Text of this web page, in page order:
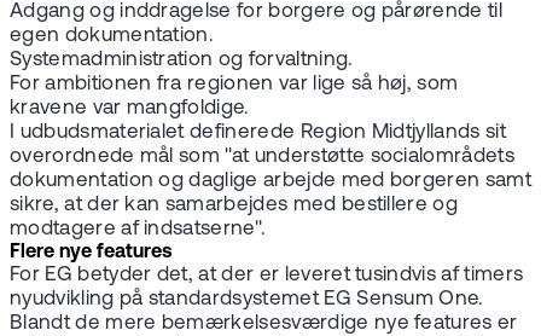
Adgang og inddragelse for borgere og pårørende til
egen dokumentation.
Systemadministration og forvaltning.
For ambitionen fra regionen var lige så høj, som
kravene var mangfoldige.
I udbudsmaterialet definerede Region Midtjyllands sit
overordnede mål som "at understøtte socialområdets
dokumentation og daglige arbejde med borgeren samt
sikre, at der kan samarbejdes med bestillere og
modtagere af indsatserne".
Flere nye features
For EG betyder det, at der er leveret tusindvis af timers
nyudvikling på standardsystemet EG Sensum One.
Blandt de mere bemærkelsesværdige nye features er